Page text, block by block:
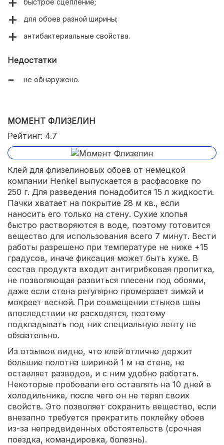
быстрое сцепление;
для обоев разной ширины;
антибактериальные свойства.
Недостатки
не обнаружено.
МОМЕНТ ФЛИЗЕЛИН
Рейтинг: 4.7
Клей для флизелиновых обоев от немецкой
компании Henkel выпускается в расфасовке по
250 г. Для разведения понадобится 15 л жидкости.
Пачки хватает на покрытие 28 м кв., если
наносить его только на стену. Сухие хлопья
быстро растворяются в воде, поэтому готовится
вещество для использования всего 7 минут. Вести
работы разрешено при температуре не ниже +15
градусов, иначе фиксация может быть хуже. В
состав продукта входит антигрибковая пропитка,
не позволяющая развиться плесени под обоями,
даже если стена регулярно промерзает зимой и
мокреет весной. При совмещении стыков швы
впоследствии не расходятся, поэтому
подкладывать под них специальную ленту не
обязательно.
Из отзывов видно, что клей отлично держит
большие полотна шириной 1 м на стене, не
оставляет разводов, и с ним удобно работать.
Некоторые пробовали его оставлять на 10 дней в
холодильнике, после чего он не терял своих
свойств. Это позволяет сохранить вещество, если
внезапно требуется прекратить поклейку обоев
из-за непредвиденных обстоятельств (срочная
поездка, командировка, болезнь).